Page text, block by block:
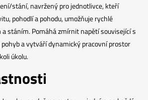
stání, navržený pro jednotlivce, kteří
pohodlí a pohodu, umožňuje rychlé
a stáním. Pomáhá zmírnit napětí související s
a vytváří dynamický pracovní prostor
úkolu.